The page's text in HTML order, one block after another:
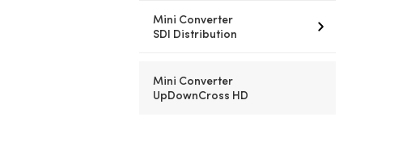
Mini Converter
SDI Distribution
Mini Converter
UpDownCross HD